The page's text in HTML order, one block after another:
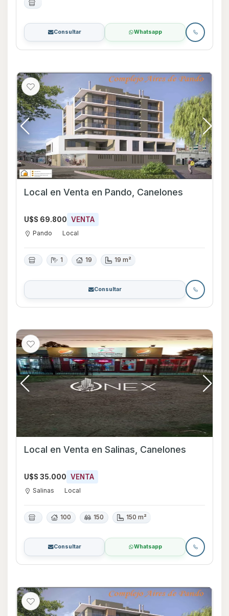
Consultar Whatsapp
Local en Venta en Pando, Canelones
U$S 69.800 VENTA
Pando Local
1 19 19 m²
Consultar
Local en Venta en Salinas, Canelones
U$S 35.000 VENTA
Salinas Local
100 150 150 m²
Consultar Whatsapp